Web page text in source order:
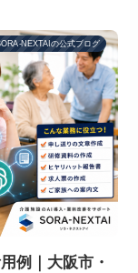
NEXTAIの公式ブログ
例｜大阪市・